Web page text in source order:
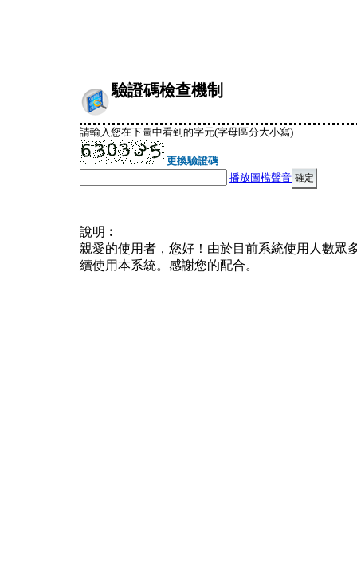
驗證碼檢查機制
請輸入您在下圖中看到的字元(字母區分大小寫)
更換驗證碼
播放圖檔聲音
說明︰
親愛的使用者，您好！由於目前系統使用人數眾
續使用本系統。感謝您的配合。